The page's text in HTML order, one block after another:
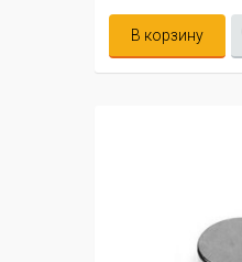
В корзину